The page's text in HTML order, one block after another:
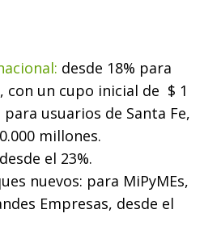
desde 18% para
con un cupo inicial de $ 1
usuarios de Santa Fe,
millones.
el 23%.
nuevos: para MiPyMEs,
Empresas, desde el